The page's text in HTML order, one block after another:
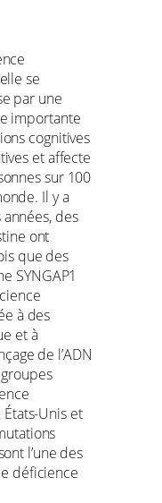
se
par une
importante
cognitives
et affecte
sur 100
Il y a
des
ont
que des
SYNGAP1
à des
et à
de l’ADN
Unis et
l’une des
déficience